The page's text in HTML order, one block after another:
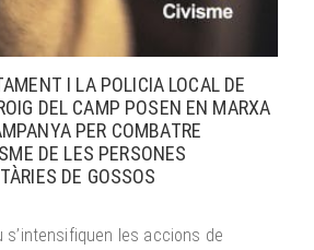
I LA POLICIA LOCAL DE
DEL CAMP POSEN EN MARXA
PER COMBATRE
DE LES PERSONES
DE GOSSOS
les accions de